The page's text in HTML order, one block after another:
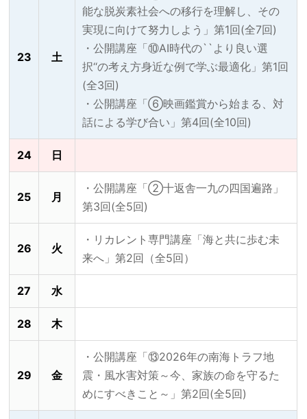
23 土
能な脱炭素社会への移行を理解し、その
実現に向けて努力しよう」第1回(全7回)
・公開講座「⑩AI時代の``より良い選
択‘‘の考え方身近な例で学ぶ最適化」第1回
(全3回)
・公開講座「⑥映画鑑賞から始まる、対
話による学び合い」第4回(全10回)
24 日
25 月
・公開講座「②十返舎一九の四国遍路」
第3回(全5回)
26 火
・リカレント専門講座「海と共に歩む未
来へ」第2回（全5回）
27 水
28 木
29 金
・公開講座「⑬2026年の南海トラフ地
震・風水害対策～今、家族の命を守るた
めにすべきこと～」第2回(全5回)